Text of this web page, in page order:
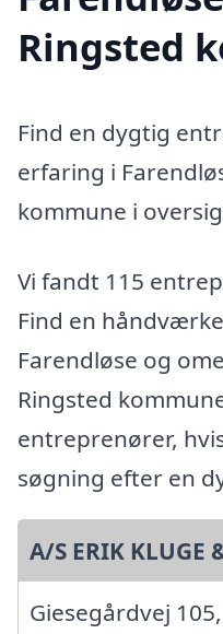
Ringsted
Find en dygtig
erfaring i
kommune i
Vi fandt 115
Find en
Farendløse og
Ringsted
entreprenører,
søgning efter en
A/S ERIK KLUGE
Giesegårdvej